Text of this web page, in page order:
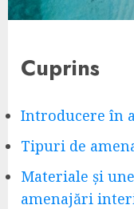
Cuprins
Introducere în
Tipuri de
Materiale și
amenajări